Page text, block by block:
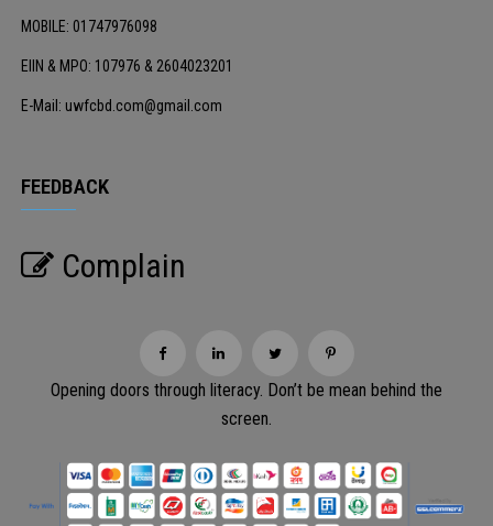
MOBILE: 01747976098
EIIN & MPO: 107976 & 2604023201
E-Mail: uwfcbd.com@gmail.com
FEEDBACK
Complain
Opening doors through literacy. Don’t be mean behind the
screen.